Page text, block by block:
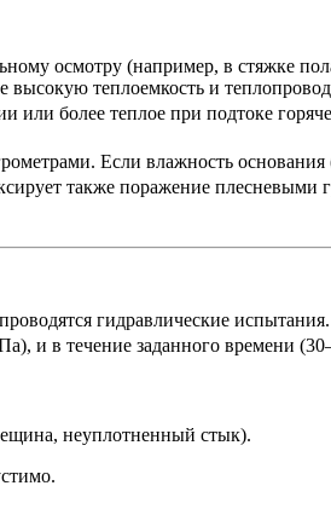
осмотру (например, в стяжке
теплоемкость и
или более теплое при подтоке
Если влажность
также поражение
гидравлические
и в течение заданного времени
неуплотненный стык).